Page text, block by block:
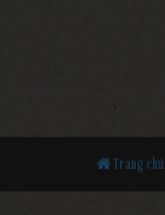
Trang chủ